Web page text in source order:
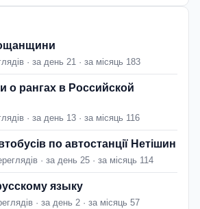
· за день 21 · за місяць 183
о рангах в Российской
· за день 13 · за місяць 116
по автостанції Нетішин
· за день 25 · за місяць 114
языку
· за день 2 · за місяць 57